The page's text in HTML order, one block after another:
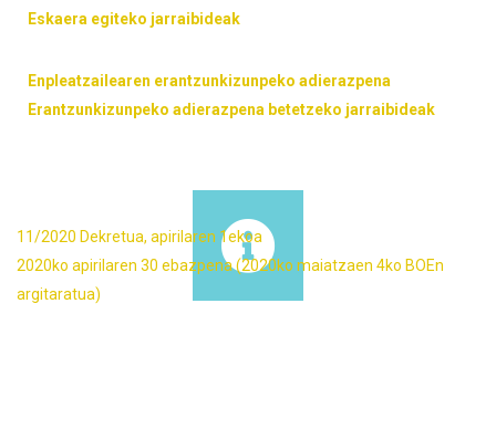
Eskaera egiteko jarraibideak
Enpleatzailearen erantzunkizunpeko adierazpena
Erantzunkizunpeko adierazpena betetzeko jarraibideak
11/2020 Dekretua, apirilaren 1ekoa
2020ko apirilaren 30 ebazpena (2020ko maiatzaen 4ko BOEn
argitaratua)